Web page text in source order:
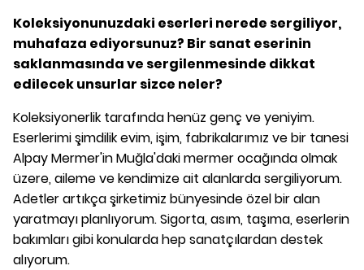
Koleksiyonunuzdaki eserleri nerede sergiliyor,
muhafaza ediyorsunuz? Bir sanat eserinin
saklanmasında ve sergilenmesinde dikkat
edilecek unsurlar sizce neler?
Koleksiyonerlik tarafında henüz genç ve yeniyim.
Eserlerimi şimdilik evim, işim, fabrikalarımız ve bir tanesi
Alpay Mermer'in Muğla'daki mermer ocağında olmak
üzere, aileme ve kendimize ait alanlarda sergiliyorum.
Adetler artıkça şirketimiz bünyesinde özel bir alan
yaratmayı planlıyorum. Sigorta, asım, taşıma, eserlerin
bakımları gibi konularda hep sanatçılardan destek
alıyorum.